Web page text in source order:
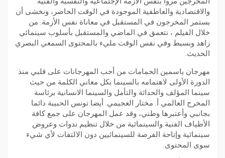
والاقتصادية والعاطفية الموجودة في الوقت الحاضر، ونخشى أن
يستمر المخرجون في المستقبل في معاناة نفس الأزمة. من
خلال الفيلم ، نتعمق في الماضي والمستقبل بأسلوب سينمائي
زاهد وبسيط وفي نفس الوقت مليء بالمحتوى السمعي البصري
الحديث.
مهرجان ياسمين الحمامات من أحب المهرجانات على قلبي منذ
الدورة الأولى لاهتمامه بالسينما بكل معاني الكلمة من حيث
سينما المؤلف والحداثة والتأمل والسينما الانسانية برئاسة
المخرج العالمي أ. مختار العجيمي. أيضا تونس الحبيبة دائما
بجانبي وأعتبرها وطني، وقد عمل المهرجان على جمع كافة
الأطياف الفنية والسينمائية من خلال تنظيم ندوات وعروض
سينمائية وإتاحة الفرصة للسينمائيين دون الالتفات لأي شيء
سوى المحتوى.